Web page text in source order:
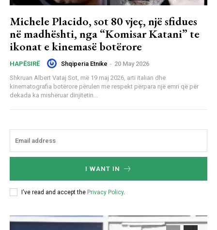
Michele Placido, sot 80 vjeç, një sfidues
në madhështi, nga “Komisar Katani” te
ikonat e kinemasë botërore
HAPËSIRË Shqiperia Etnike - 20 May 2026
Shkruan Albert Vataj Sot, më 19 maj 2026, arti italian dhe
kinematografia botërore përulen me respekt përpara një emri që për
dekada ka mishëruar dinjitetin...
I WANT IN
I've read and accept the Privacy Policy.